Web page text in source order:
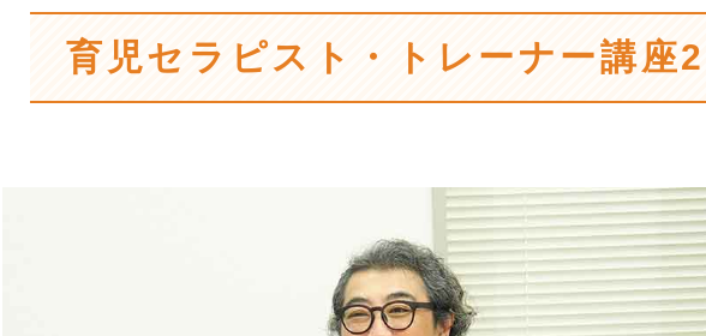
育児セラピスト・トレーナー講座